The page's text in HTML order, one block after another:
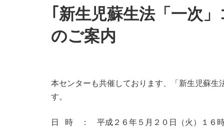
｢新生児蘇生法「一次
のご案内
本センターも共催しております、「新生児蘇
す。
日 時 ： 平成２６年５月２０日（火）１６